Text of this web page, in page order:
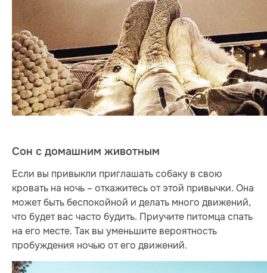
Сон с домашним животным
Если вы привыкли приглашать собаку в свою
кровать на ночь – откажитесь от этой привычки. Она
может быть беспокойной и делать много движений,
что будет вас часто будить. Приучите питомца спать
на его месте. Так вы уменьшите вероятность
пробуждения ночью от его движений.